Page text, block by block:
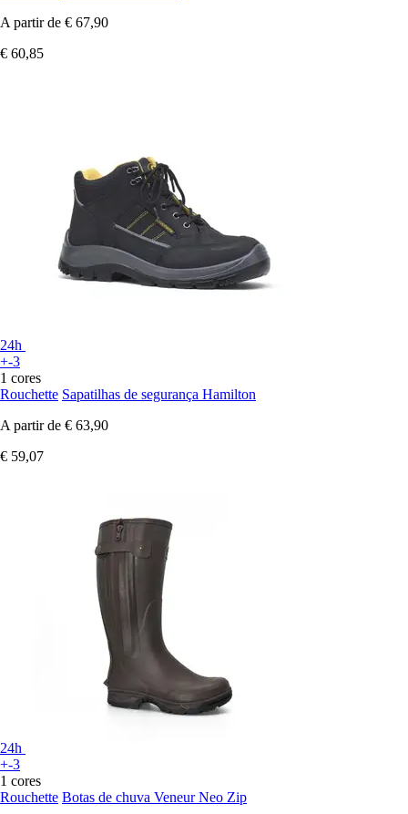
A partir de € 67,90
€ 60,85
24h
+-3
1 cores
Rouchette Sapatilhas de segurança Hamilton
A partir de € 63,90
€ 59,07
24h
+-3
1 cores
Rouchette Botas de chuva Veneur Neo Zip